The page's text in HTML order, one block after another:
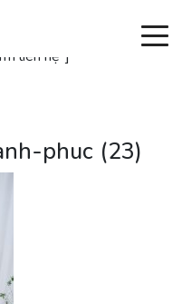
liên hệ"]
phuc (23)